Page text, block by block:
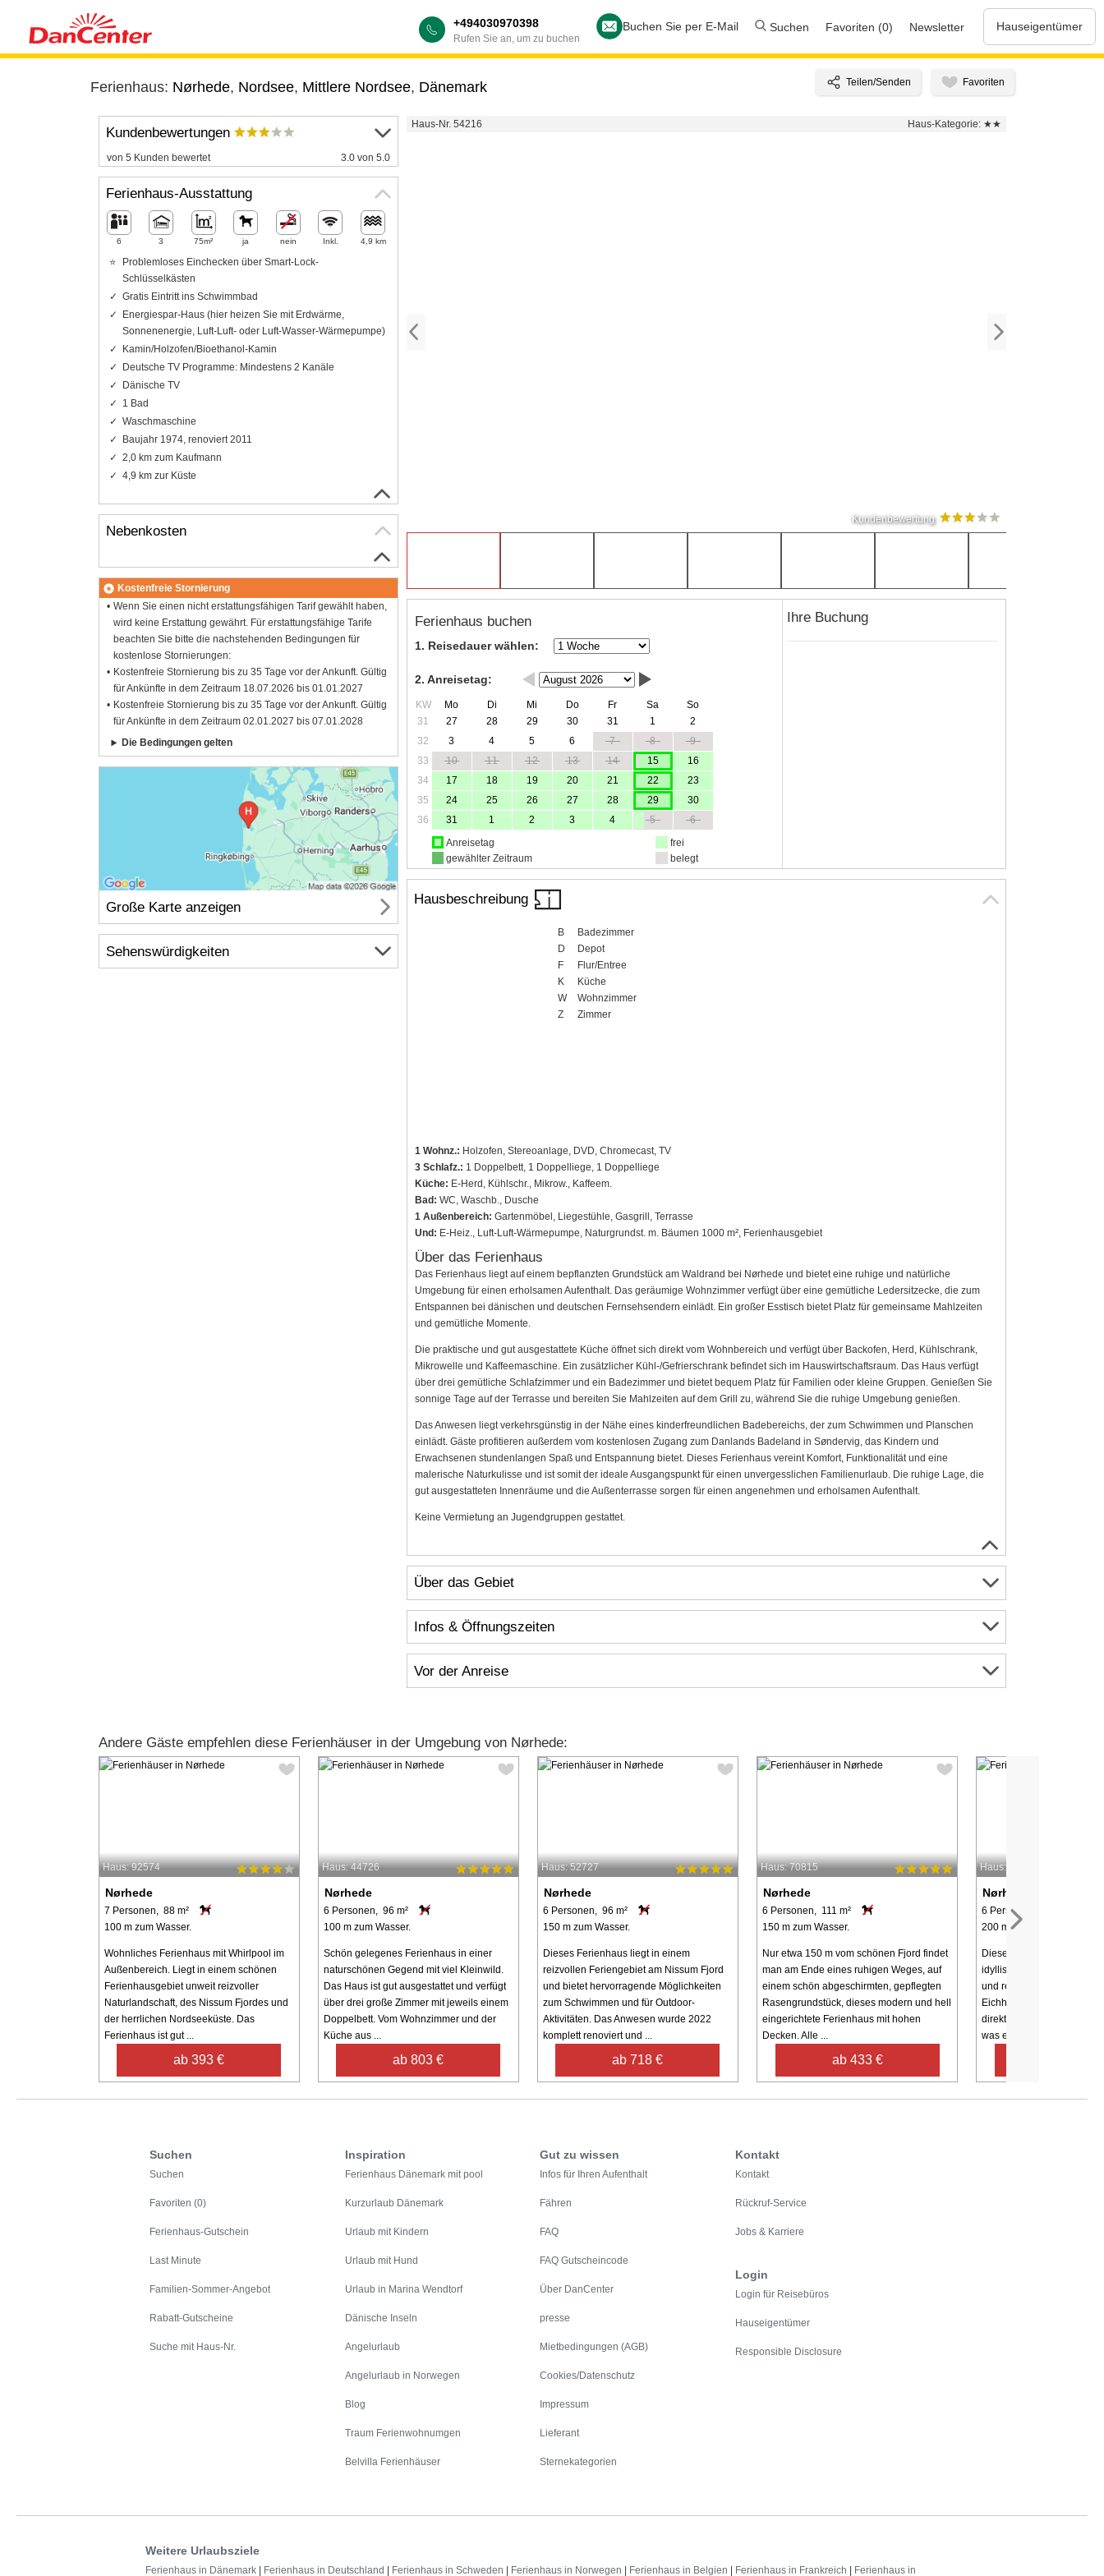
+494030970398
Rufen Sie an, um zu buchen
Buchen Sie per E-Mail Suchen Favoriten (0) Newsletter Hauseigentümer
Ferienhaus: Nørhede, Nordsee, Mittlere Nordsee, Dänemark
Haus-Nr. 54216 Haus-Kategorie: ★★
Kundenbewertung
Ferienhaus buchen
1. Reisedauer wählen:
2. Anreisetag:
KW Mo Di Mi Do Fr Sa
So
31
27 28 29 30 31 1
2
32
3 4 5 6 7 8
9
33
10 11 12 13 14 15
16
34
17 18 19 20 21 22
23
35
24 25 26 27 28 29
30
36
31 1 2 3 4 5
6
Anreisetag
gewählter Zeitraum
frei
belegt
Ihre Buchung
Hausbeschreibung
B
Badezimmer
D
Depot
F
Flur/Entree
K
Küche
W
Wohnzimmer
Z
Zimmer
1 Wohnz.: Holzofen, Stereoanlage, DVD, Chromecast, TV
3 Schlafz.: 1 Doppelbett, 1 Doppelliege, 1 Doppelliege
Küche: E-Herd, Kühlschr., Mikrow., Kaffeem.
Bad: WC, Waschb., Dusche
1 Außenbereich: Gartenmöbel, Liegestühle, Gasgrill, Terrasse
Und: E-Heiz., Luft-Luft-Wärmepumpe, Naturgrundst. m. Bäumen 1000 m², Ferienhausgebiet
Über das Ferienhaus
Das Ferienhaus liegt auf einem bepflanzten Grundstück am Waldrand bei Nørhede und bietet eine ruhige und natürliche
Umgebung für einen erholsamen Aufenthalt. Das geräumige Wohnzimmer verfügt über eine gemütliche Ledersitzecke, die zum
Entspannen bei dänischen und deutschen Fernsehsendern einlädt. Ein großer Esstisch bietet Platz für gemeinsame Mahlzeiten
und gemütliche Momente.
Die praktische und gut ausgestattete Küche öffnet sich direkt vom Wohnbereich und verfügt über Backofen, Herd, Kühlschrank,
Mikrowelle und Kaffeemaschine. Ein zusätzlicher Kühl-/Gefrierschrank befindet sich im Hauswirtschaftsraum. Das Haus verfügt
über drei gemütliche Schlafzimmer und ein Badezimmer und bietet bequem Platz für Familien oder kleine Gruppen. Genießen Sie
sonnige Tage auf der Terrasse und bereiten Sie Mahlzeiten auf dem Grill zu, während Sie die ruhige Umgebung genießen.
Das Anwesen liegt verkehrsgünstig in der Nähe eines kinderfreundlichen Badebereichs, der zum Schwimmen und Planschen
einlädt. Gäste profitieren außerdem vom kostenlosen Zugang zum Danlands Badeland in Søndervig, das Kindern und
Erwachsenen stundenlangen Spaß und Entspannung bietet. Dieses Ferienhaus vereint Komfort, Funktionalität und eine
malerische Naturkulisse und ist somit der ideale Ausgangspunkt für einen unvergesslichen Familienurlaub. Die ruhige Lage, die
gut ausgestatteten Innenräume und die Außenterrasse sorgen für einen angenehmen und erholsamen Aufenthalt.
Keine Vermietung an Jugendgruppen gestattet.
Über das Gebiet
Infos & Öffnungszeiten
Vor der Anreise
Kundenbewertungen
von 5 Kunden bewertet 3.0 von 5.0
Ferienhaus-Ausstattung
6 3 75m² ja nein Inkl. 4,9 km
Problemloses Einchecken über Smart-Lock-
Schlüsselkästen
Gratis Eintritt ins Schwimmbad
Energiespar-Haus (hier heizen Sie mit Erdwärme,
Sonnenenergie, Luft-Luft- oder Luft-Wasser-Wärmepumpe)
Kamin/Holzofen/Bioethanol-Kamin
Deutsche TV Programme: Mindestens 2 Kanäle
Dänische TV
1 Bad
Waschmaschine
Baujahr 1974, renoviert 2011
2,0 km zum Kaufmann
4,9 km zur Küste
Nebenkosten
Kostenfreie Stornierung
Wenn Sie einen nicht erstattungsfähigen Tarif gewählt haben,
wird keine Erstattung gewährt. Für erstattungsfähige Tarife
beachten Sie bitte die nachstehenden Bedingungen für
kostenlose Stornierungen:
Kostenfreie Stornierung bis zu 35 Tage vor der Ankunft. Gültig
für Ankünfte in dem Zeitraum 18.07.2026 bis 01.01.2027
Kostenfreie Stornierung bis zu 35 Tage vor der Ankunft. Gültig
für Ankünfte in dem Zeitraum 02.01.2027 bis 07.01.2028
Die Bedingungen gelten
Große Karte anzeigen
Sehenswürdigkeiten
Andere Gäste empfehlen diese Ferienhäuser in der Umgebung von Nørhede:
Haus: 92574
Nørhede
7 Personen, 88 m²
100 m zum Wasser.
Wohnliches Ferienhaus mit Whirlpool im
Außenbereich. Liegt in einem schönen
Ferienhausgebiet unweit reizvoller
Naturlandschaft, des Nissum Fjordes und
der herrlichen Nordseeküste. Das
Ferienhaus ist gut ...
ab 393 €
Haus: 44726
Nørhede
6 Personen, 96 m²
100 m zum Wasser.
Schön gelegenes Ferienhaus in einer
naturschönen Gegend mit viel Kleinwild.
Das Haus ist gut ausgestattet und verfügt
über drei große Zimmer mit jeweils einem
Doppelbett. Vom Wohnzimmer und der
Küche aus ...
ab 803 €
Haus: 52727
Nørhede
6 Personen, 96 m²
150 m zum Wasser.
Dieses Ferienhaus liegt in einem
reizvollen Feriengebiet am Nissum Fjord
und bietet hervorragende Möglichkeiten
zum Schwimmen und für Outdoor-
Aktivitäten. Das Anwesen wurde 2022
komplett renoviert und ...
ab 718 €
Haus: 70815
Nørhede
6 Personen, 111 m²
150 m zum Wasser.
Nur etwa 150 m vom schönen Fjord findet
man am Ende eines ruhigen Weges, auf
einem schön abgeschirmten, gepflegten
Rasengrundstück, dieses modern und hell
eingerichtete Ferienhaus mit hohen
Decken. Alle ...
ab 433 €
Haus: 49403
Nørhede
6 Personen, 73 m²
200 m zum Wasser.
Dieses traditionelle
idyllisch in Nørhede,
und reicher Tierwelt.
Eichhörnchen und
direkt auf dem Grundstück
was eine friedliche ...
Suchen
Suchen
Favoriten (0)
Ferienhaus-Gutschein
Last Minute
Familien-Sommer-Angebot
Rabatt-Gutscheine
Suche mit Haus-Nr.
Inspiration
Ferienhaus Dänemark mit pool
Kurzurlaub Dänemark
Urlaub mit Kindern
Urlaub mit Hund
Urlaub in Marina Wendtorf
Dänische Inseln
Angelurlaub
Angelurlaub in Norwegen
Blog
Traum Ferienwohnumgen
Belvilla Ferienhäuser
Gut zu wissen
Infos für Ihren Aufenthalt
Fähren
FAQ
FAQ Gutscheincode
Über DanCenter
presse
Mietbedingungen (AGB)
Cookies/Datenschutz
Impressum
Lieferant
Sternekategorien
Kontakt
Kontakt
Rückruf-Service
Jobs & Karriere
Login
Login für Reisebüros
Hauseigentümer
Responsible Disclosure
Weitere Urlaubsziele
Ferienhaus in Dänemark Ferienhaus in Deutschland Ferienhaus in Schweden Ferienhaus in Norwegen Ferienhaus in Belgien Ferienhaus in Frankreich Ferienhaus in